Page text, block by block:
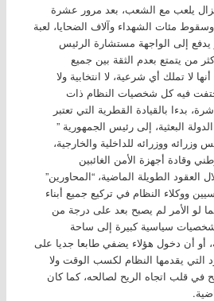
يزال يلعب مع الشعب، بعد مرور عشرة
مئات الشهداء وآلاف الضحايا، لعبة
يدفع إلى الواجهة مستشارة الرئيس
من يتمتع بعدم الثقة بين جميع
لا تملك أي شرعية، لا انتخابية ولا
فيه كل شخصيات النظام ذات
بدءا بالقيادة القطرية التي تعتبر
البعثية، إلى رئيس الجمهورية ”
وزرائه ووزرائه للداخلية والخارجية،
وقادة أجهزة الأمن الغائبين
العقود الطويلة الماضية، “المحاورين”
ووكلاء النظام في تركيع جميع أبناء
الأمر لم يصبح بعد على درجة من
سياسية كبيرة إلى ساحة
أو أن دخول هؤلاء يضفي طابعا جديا على
التي يقدمها النظام لكسب الوقت ولا
في قلب اتجاه الريح لصالحه، كما كان